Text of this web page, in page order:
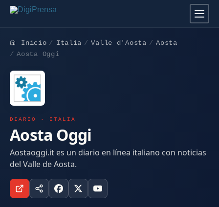
Inicio Italia Valle d'Aosta
Aosta
Aosta Oggi
DIARIO · ITALIA
Aosta Oggi
Aostaoggi.it es un diario en línea italiano con noticias
del Valle de Aosta.